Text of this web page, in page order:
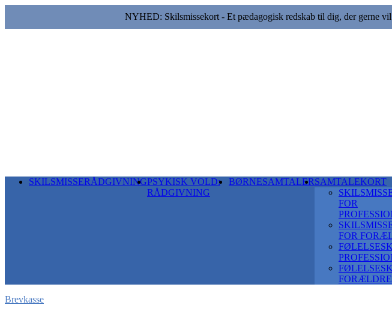
NYHED: Skilsmissekort - Et pædagogisk redskab til dig, der gerne
SKILSMISSERÅDGIVNINGPSYKISK VOLD:
RÅDGIVNING
BØRNESAMTALERSAMTALEKORT
FOR
FOR
FORÆLDRE
Brevkasse